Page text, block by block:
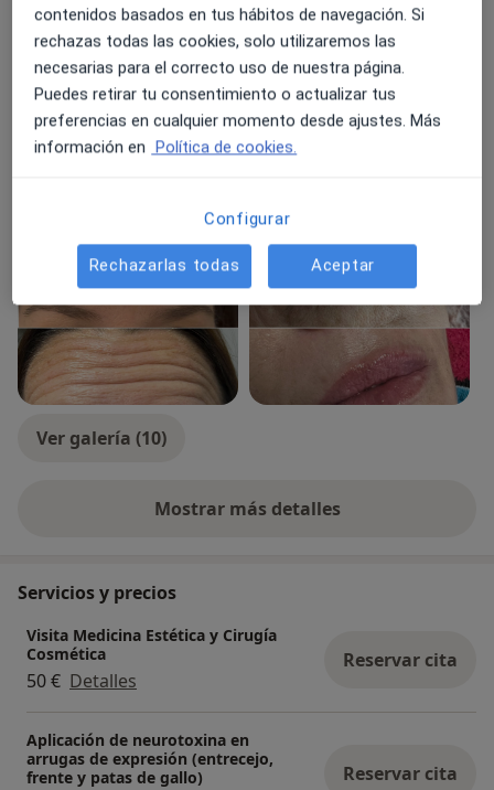
Principales enfermedades tratadas
Envejecimiento facial Alopecia
Flacidez facial
Arrugas faciales y signos del envejecimiento facial
Manchas en la piel por el envejecimiento
+19
Tipos de consulta
Ver galería (10)
Mostrar más detalles
sobre la experiencia
Servicios y precios
Visita Medicina Estética y Cirugía
Cosmética
50 € Detalles
Reservar cita
Aplicación de neurotoxina en
arrugas de expresión (entrecejo,
frente y patas de gallo)
Reservar cita
contenidos basados en tus hábitos de navegación. Si
rechazas todas las cookies, solo utilizaremos las
necesarias para el correcto uso de nuestra página.
Puedes retirar tu consentimiento o actualizar tus
preferencias en cualquier momento desde ajustes. Más
información en Política de cookies.
Configurar
Rechazarlas todas Aceptar